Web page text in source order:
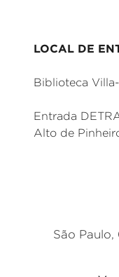
LOCAL DE
Biblioteca
Entrada
Alto de
São